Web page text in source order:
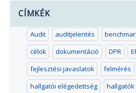
CÍMKÉK
Audit auditjelentés
célok
dokumentáció DPR
fejlesztési javaslatok
felmérés
hallgatói elégedettség
hallgatók